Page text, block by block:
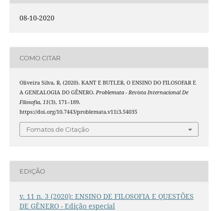
08-10-2020
COMO CITAR
Oliveira Silva, R. (2020). KANT E BUTLER, O ENSINO DO FILOSOFAR E
A GENEALOGIA DO GÊNERO. Problemata - Revista Internacional De
Filosofia, 11(3), 171–189.
https://doi.org/10.7443/problemata.v11i3.54035
Fomatos de Citação
EDIÇÃO
v. 11 n. 3 (2020): ENSINO DE FILOSOFIA E QUESTÕES
DE GÊNERO - Edição especial